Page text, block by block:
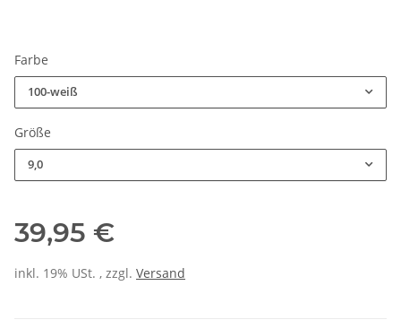
Farbe
100-weiß
Größe
9,0
39,95 €
inkl. 19% USt. , zzgl. Versand